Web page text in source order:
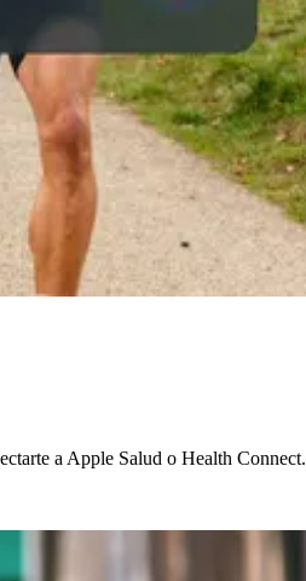
a Apple Salud o Health Connect.